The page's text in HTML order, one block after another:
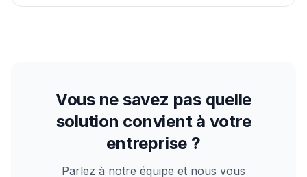
Vous ne savez pas quelle
solution convient à votre
entreprise ?
Parlez à notre équipe et nous vous